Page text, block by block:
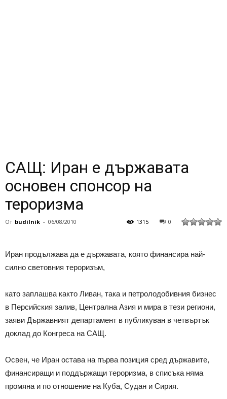
САЩ: Иран е държавата
основен спонсор на
тероризма
От budilnik - 06/08/2010 0
1315
Иран продължава да е държавата, която финансира най-
силно световния тероризъм,
като заплашва както Ливан, така и петролодобивния бизнес
в Персийския залив, Централна Азия и мира в тези региони,
заяви Държавният департамент в публикуван в четвъртък
доклад до Конгреса на САЩ.
Освен, че Иран остава на първа позиция сред държавите,
финансиращи и поддържащи тероризма, в списъка няма
промяна и по отношение на Куба, Судан и Сирия.